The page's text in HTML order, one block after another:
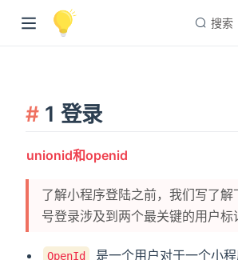
搜索
1 登录
unionid和openid
了解小程序登陆之前，我们写了
号登录涉及到两个最关键的用户标
OpenId
是一个用户对于一个小